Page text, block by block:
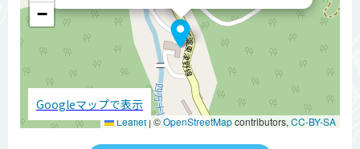
−
Leaflet | ©OpenStreetMapcontributors, CC-BY-SA
Googleマップで表示